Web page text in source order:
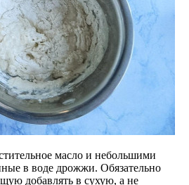
масло и небольшими
в воде дрожжи. Обязательно
добавлять в сухую, а не